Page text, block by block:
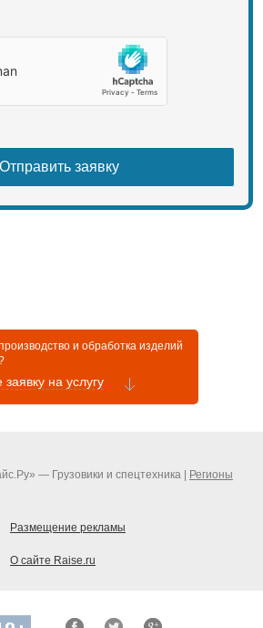
и обработка изделий
заявку на услугу
— Грузовики и спецтехника | Регионы
Размещение рекламы
О сайте Raise.ru